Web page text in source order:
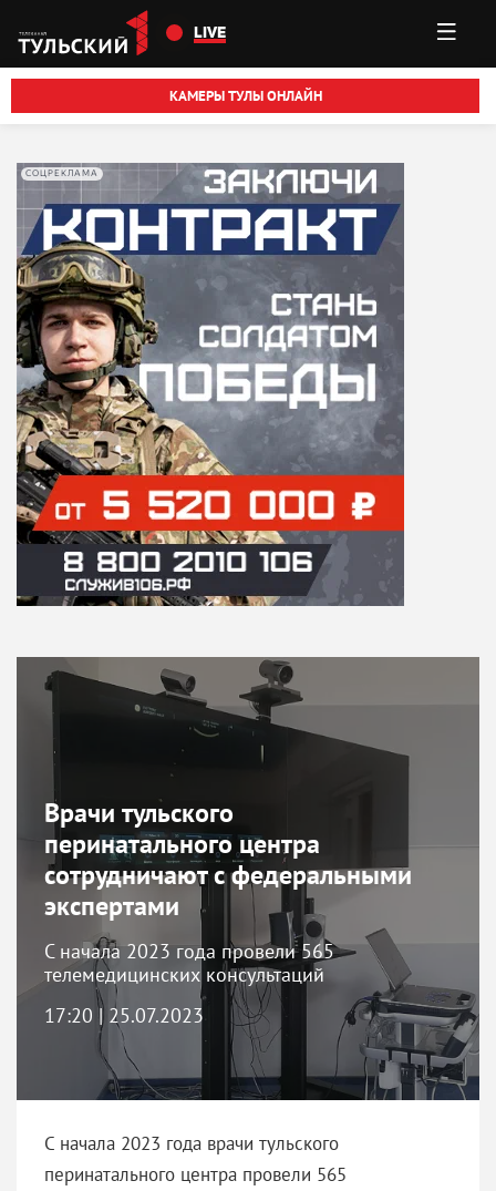
Перейти к основному содержанию
LIVE
КАМЕРЫ ТУЛЫ ОНЛАЙН
СОЦРЕКЛАМА
Врачи тульского
перинатального центра
сотрудничают с федеральными
экспертами
С начала 2023 года провели 565
телемедицинских консультаций
17:20 | 25.07.2023
С начала 2023 года врачи тульского
перинатального центра провели 565